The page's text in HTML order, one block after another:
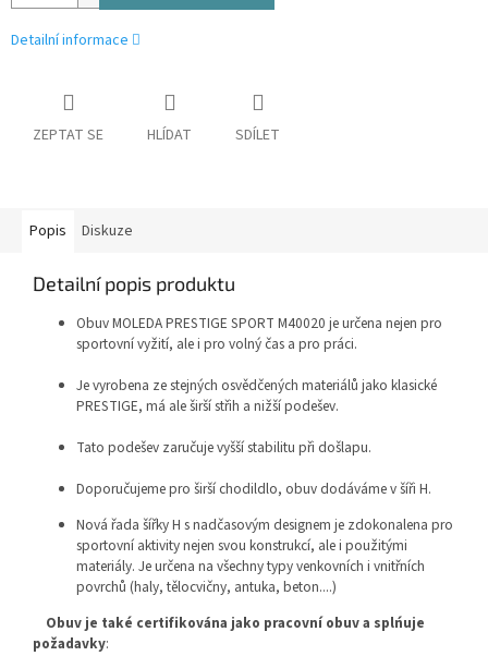
Detailní informace
ZEPTAT SE HLÍDAT SDÍLET
Popis Diskuze
Detailní popis produktu
Obuv MOLEDA PRESTIGE SPORT M40020 je určena nejen pro
sportovní vyžití, ale i pro volný čas a pro práci.
Je vyrobena ze stejných osvědčených materiálů jako klasické
PRESTIGE, má ale širší střih a nižší podešev.
Tato podešev zaručuje vyšší stabilitu při došlapu.
Doporučujeme pro širší chodildlo, obuv dodáváme v šíři H.
Nová řada šířky H s nadčasovým designem je zdokonalena pro
sportovní aktivity nejen svou konstrukcí, ale i použitými
materiály. Je určena na všechny typy venkovních i vnitřních
povrchů (haly, tělocvičny, antuka, beton....)
Obuv je také certifikována jako pracovní obuv a splńuje
požadavky: